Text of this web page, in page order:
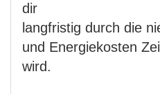
dir
langfristig durch die
und Energiekosten
wird.